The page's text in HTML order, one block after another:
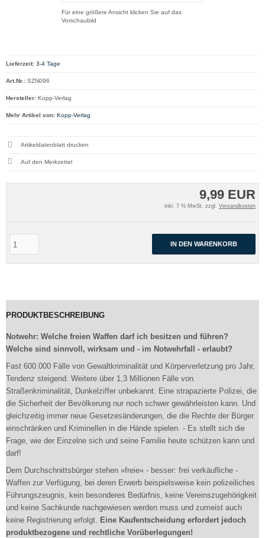
Für eine größere Ansicht klicken Sie auf das
Vorschaubild
9,99 EUR
inkl. 7 % MwSt. zzgl. Versandkosten
IN DEN WARENKORB
Lieferzeit: 3-4 Tage
Art.Nr.: SZN096
Hersteller: Kopp-Verlag
Mehr Artikel von: Kopp-Verlag
Artikeldatenblatt drucken
PRODUKTBESCHREIBUNG
Notwehr: Welche freien Waffen darf ich besitzen und führen?
Welche sind sinnvoll, wirksam und - im Notwehrfall - erlaubt?
Fast 600.000 Fälle von Gewaltkriminalität und Körperverletzung pro Jahr,
Tendenz steigend. Weitere über 1,3 Millionen Fälle von
Straßenkriminalität, Dunkelziffer unbekannt. Eine strapazierte Polizei, die
die Sicherheit der Bevölkerung nur noch schwer gewährleisten kann. Und
gleichzeitig immer neue Gesetzesänderungen, die die Rechte der Bürger
einschränken und Kriminellen in die Hände spielen. - Es stellt sich die
Frage, wie der Einzelne sich und seine Familie heute schützen kann und
darf!
Dem Durchschnittsbürger stehen »freie« - besser: frei verkäufliche -
Waffen zur Verfügung, bei deren Erwerb beispielsweise kein polizeiliches
Führungszeugnis, kein besonderes Bedürfnis, keine Vereinszugehörigkeit
und keine Sachkunde nachgewiesen werden muss und zumeist auch
keine Registrierung erfolgt. Eine Kaufentscheidung erfordert jedoch
produktbezogene und rechtliche Vorüberlegungen!